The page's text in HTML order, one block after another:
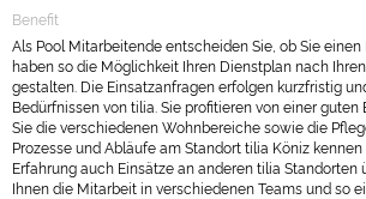
Benefit
Als Pool Mitarbeitende entscheiden Sie, ob Sie einen
haben so die Möglichkeit Ihren Dienstplan nach
gestalten. Die Einsatzanfragen erfolgen kurzfristig
Bedürfnissen von tilia. Sie profitieren von einer guten
Sie die verschiedenen Wohnbereiche sowie die
Prozesse und Abläufe am Standort tilia Köniz
Erfahrung auch Einsätze an anderen tilia Standorten
Ihnen die Mitarbeit in verschiedenen Teams und so